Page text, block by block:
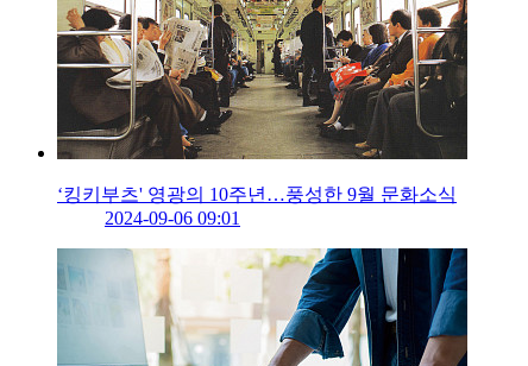
‘킹키부츠' 영광의 10주년…풍성한 9월 문화소식
2024-09-06 09:01